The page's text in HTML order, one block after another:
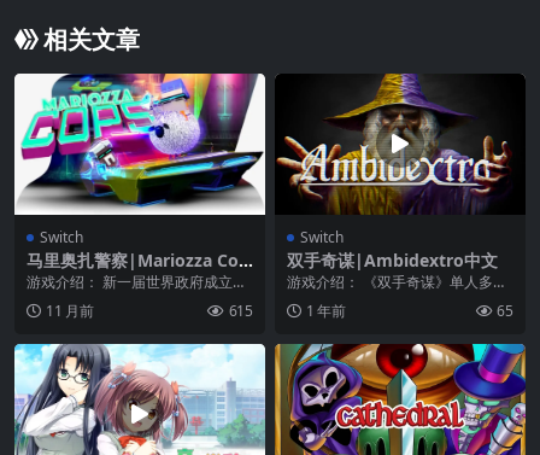
相关文章
Switch
马里奥扎警察|Mariozza Cop
s
游戏介绍： 新一届世界政府成立一
年后，2点29分，马里奥萨667号机
组收到一份报...
11 月前 615
Switch
双手奇谋|Ambidextro中文
游戏介绍： 《双手奇谋》单人多人
游戏。学习同时控制两个字符，每
只手一个。同时营救...
1 年前 65